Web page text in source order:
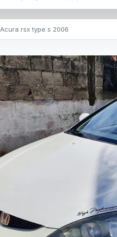
Acura rsx type s 2006